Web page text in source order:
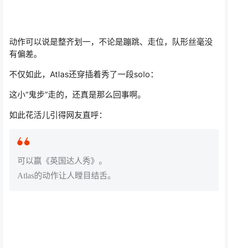
动作可以说是整齐划一，不论是蹦跳、走位，队形丝毫没
有偏差。
不仅如此，Atlas还穿插着秀了一段solo：
这小“鬼步”走的，还真是那么回事啊。
如此花活儿引得网友直呼：
可以赢《英国达人秀》。
Atlas的动作让人瞠目结舌。